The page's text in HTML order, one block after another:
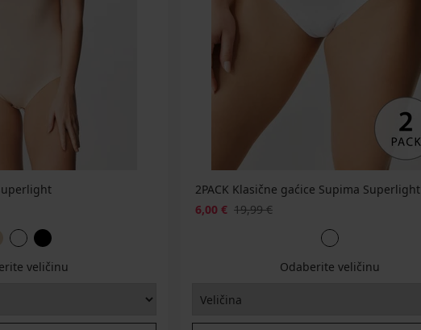
veličinu
2PACK Klasične gaćice Supima Superlight
6,00 € 19,99 €
Odaberite veličinu